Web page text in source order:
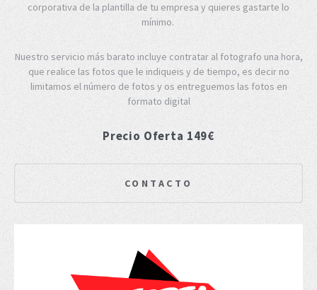
corporativa de la plantilla de tu empresa y quieres gastarte lo
mínimo.
Nuestro servicio más barato incluye contratar al fotografo una hora,
que realice las fotos que le indiqueis y de tiempo, es decir no
limitamos el número de fotos y os entreguemos las fotos en
formato digital
Precio Oferta 149€
CONTACTO